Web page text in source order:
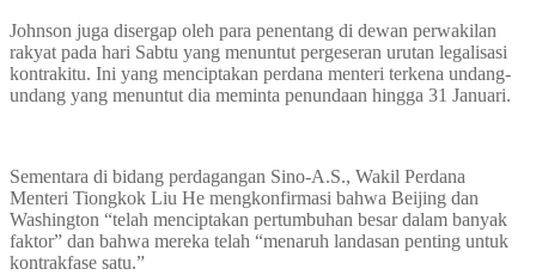
Johnson juga disergap oleh para penentang di dewan perwakilan
rakyat pada hari Sabtu yang menuntut pergeseran urutan legalisasi
kontrakitu. Ini yang menciptakan perdana menteri terkena undang-
undang yang menuntut dia meminta penundaan hingga 31 Januari.
Sementara di bidang perdagangan Sino-A.S., Wakil Perdana
Menteri Tiongkok Liu He mengkonfirmasi bahwa Beijing dan
Washington “telah menciptakan pertumbuhan besar dalam banyak
faktor” dan bahwa mereka telah “menaruh landasan penting untuk
kontrakfase satu.”